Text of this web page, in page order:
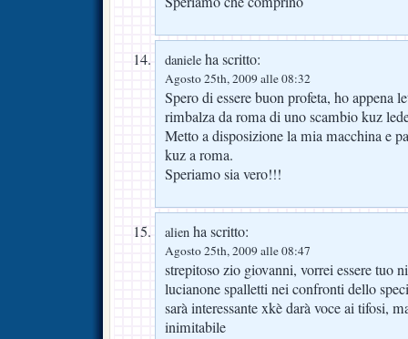
daniele ha scritto:
Agosto 25th, 2009 alle 08:32
Spero di essere buon profeta, ho appena
rimbalza da roma di uno scambio kuz
Metto a disposizione la mia macchina e
kuz a roma.
Speriamo sia vero!!!
alien ha scritto:
Agosto 25th, 2009 alle 08:47
strepitoso zio giovanni, vorrei essere tuo
lucianone spalletti nei confronti dello
sarà interessante xkè darà voce ai tifosi,
inimitabile